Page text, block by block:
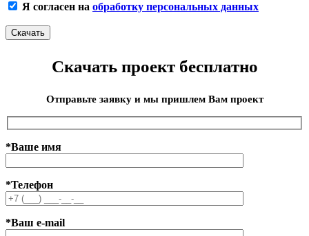
Я согласен на обработку персональных данных
Скачать проект бесплатно
Отправьте заявку и мы пришлем Вам проект
*Ваше имя
*Телефон
*Ваш e-mail